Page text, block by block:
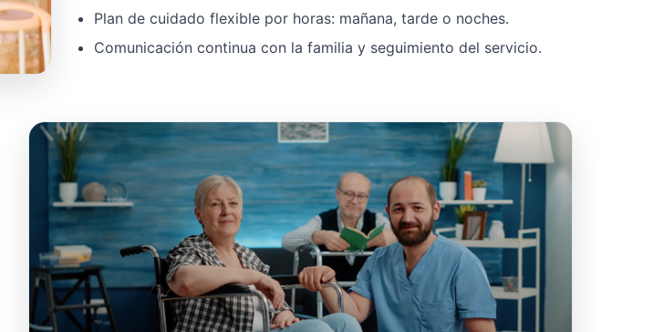
Plan de cuidado flexible por horas: mañana, tarde o noches.
Comunicación continua con la familia y seguimiento del servicio.